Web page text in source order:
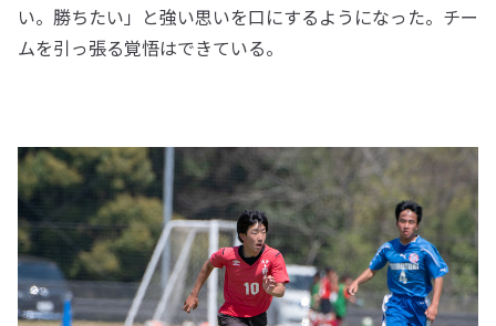
い。勝ちたい」と強い思いを口にするようになった。チー
ムを引っ張る覚悟はできている。